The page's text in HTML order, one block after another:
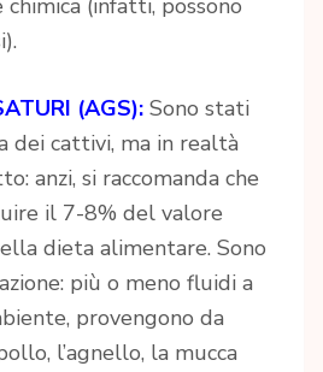
chimica (infatti, possono
(AGS): Sono stati
dei cattivi, ma in realtà
anzi, si raccomanda che
il 7-8% del valore
dieta alimentare. Sono
più o meno fluidi a
provengono da
l’agnello, la mucca